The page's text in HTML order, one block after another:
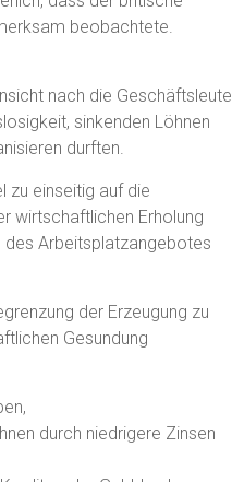
beobachtete.
nach die Geschäftsleute
sinkenden Löhnen
durften.
zu einseitig auf die
wirtschaftlichen Erholung
des Arbeitsplatzangebotes
der Erzeugung zu
Gesundung
durch niedrigere Zinsen